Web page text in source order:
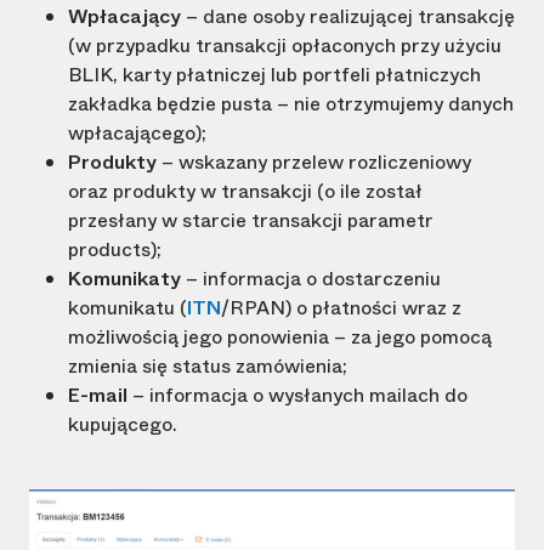
Wpłacający – dane osoby realizującej transakcję
(w przypadku transakcji opłaconych przy użyciu
BLIK, karty płatniczej lub portfeli płatniczych
zakładka będzie pusta – nie otrzymujemy danych
wpłacającego);
Produkty – wskazany przelew rozliczeniowy
oraz produkty w transakcji (o ile został
przesłany w starcie transakcji parametr
products);
Komunikaty – informacja o dostarczeniu
komunikatu (ITN/RPAN) o płatności wraz z
możliwością jego ponowienia – za jego pomocą
zmienia się status zamówienia;
E-mail – informacja o wysłanych mailach do
kupującego.